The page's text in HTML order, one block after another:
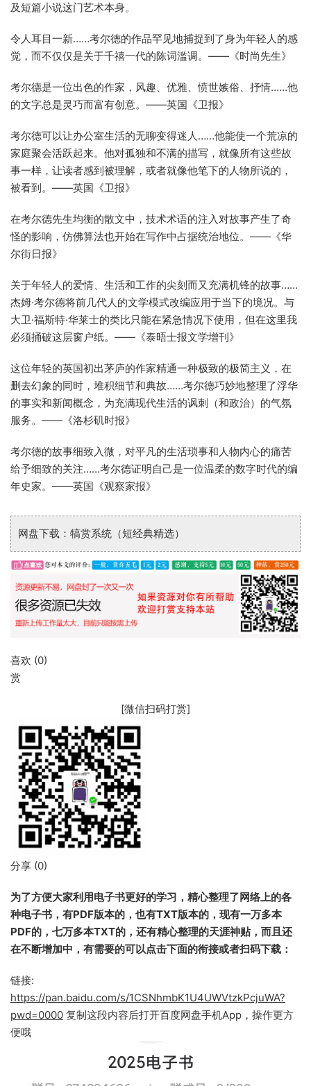
及短篇小说这门艺术本身。
令人耳目一新……考尔德的作品罕见地捕捉到了身为年轻人的感
觉，而不仅仅是关于千禧一代的陈词滥调。——《时尚先生》
考尔德是一位出色的作家，风趣、优雅、愤世嫉俗、抒情……他
的文字总是灵巧而富有创意。——英国《卫报》
考尔德可以让办公室生活的无聊变得迷人……他能使一个荒凉的
家庭聚会活跃起来。他对孤独和不满的描写，就像所有这些故
事一样，让读者感到被理解，或者就像他笔下的人物所说的，
被看到。——英国《卫报》
在考尔德先生均衡的散文中，技术术语的注入对故事产生了奇
怪的影响，仿佛算法也开始在写作中占据统治地位。——《华
尔街日报》
关于年轻人的爱情、生活和工作的尖刻而又充满机锋的故事……
杰姆·考尔德将前几代人的文学模式改编应用于当下的境况。与
大卫·福斯特·华莱士的类比只能在紧急情况下使用，但在这里我
必须捅破这层窗户纸。——《泰晤士报文学增刊》
这位年轻的英国初出茅庐的作家精通一种极致的极简主义，在
删去幻象的同时，堆积细节和典故……考尔德巧妙地整理了浮华
的事实和新闻概念，为充满现代生活的讽刺（和政治）的气氛
服务。——《洛杉矶时报》
考尔德的故事细致入微，对平凡的生活琐事和人物内心的痛苦
给予细致的关注……考尔德证明自己是一位温柔的数字时代的编
年史家。——英国《观察家报》
网盘下载：犒赏系统（短经典精选）
喜欢 (0)
赏
[微信扫码打赏]
分享 (0)
为了方便大家利用电子书更好的学习，精心整理了网络上的各
种电子书，有PDF版本的，也有TXT版本的，现有一万多本
PDF的，七万多本TXT的，还有精心整理的天涯神贴，而且还
在不断增加中，有需要的可以点击下面的衔接或者扫码下载：
链接:
https://pan.baidu.com/s/1CSNhmbK1U4UWVtzkPcjuWA?
pwd=0000 复制这段内容后打开百度网盘手机App，操作更方
便哦